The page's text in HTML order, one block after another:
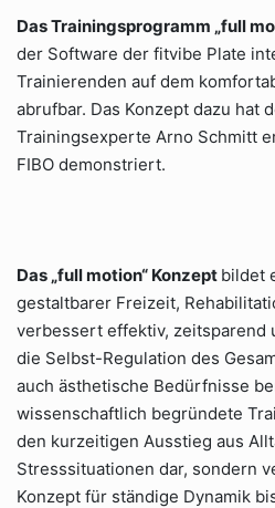
Das Trainingsprogramm „full
der Software der fitvibe Plate
Trainierenden auf dem
abrufbar. Das Konzept dazu hat
Trainingsexperte Arno Schmitt
FIBO demonstriert.
Das „full motion“ Konzept bildet
gestaltbarer Freizeit,
verbessert effektiv, zeitsparend
die Selbst-Regulation des
auch ästhetische Bedürfnisse
wissenschaftlich begründete
den kurzeitigen Ausstieg aus
Stresssituationen dar, sondern
Konzept für ständige Dynamik